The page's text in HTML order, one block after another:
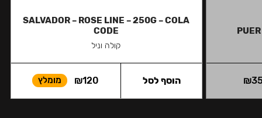
₪
SALVADOR – ROSE LINE – 250G – COLA
CODE
קולה וניל
₪120 מומלץ הוסף לסל